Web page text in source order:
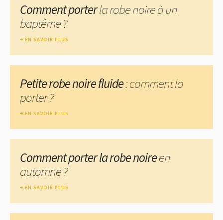
Comment porterla robe noire à un
baptême ?
EN SAVOIR PLUS
Petite robe noire fluide: comment la
porter ?
EN SAVOIR PLUS
Comment porter la robe noireen
automne ?
EN SAVOIR PLUS